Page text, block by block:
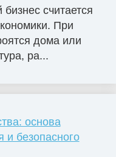
считается
При
дома или
ра...
основа
и безопасного